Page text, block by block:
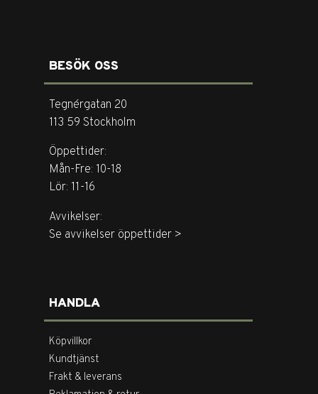
BESÖK OSS
Tegnérgatan 20
113 59 Stockholm
Öppettider:
Mån-Fre: 10-18
Lör: 11-16
Avvikelser:
Se avvikelser öppettider >
HANDLA
Köpvillkor
Kundtjänst
Frakt & leverans